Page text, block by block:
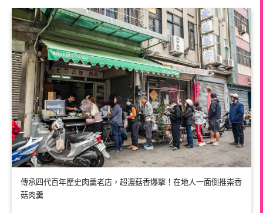
傳承四代百年歷史肉羹老店，超濃菇香爆擊！在地人一面倒推崇香
菇肉羹